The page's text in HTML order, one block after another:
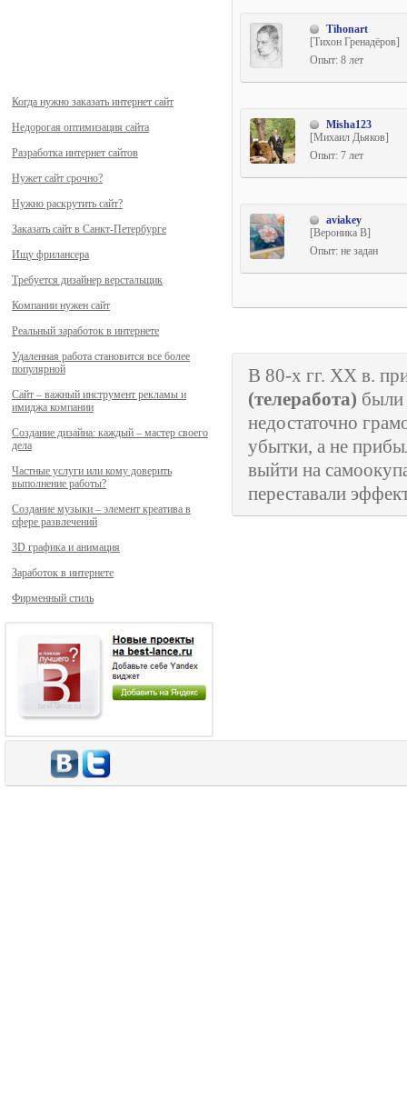
Когда нужно заказать интернет сайт
Недорогая оптимизация сайта
Разработка интернет сайтов
Нужет сайт срочно?
Нужно раскрутить сайт?
Заказать сайт в Санкт-Петербурге
Ищу фрилансера
Требуется дизайнер верстальщик
Компании нужен сайт
Реальный заработок в интернете
Удаленная работа становится все более
популярной
Сайт – важный инструмент рекламы и
имиджа компании
Создание дизайна: каждый – мастер своего
дела
Частные услуги или кому доверить
выполнение работы?
Создание музыки – элемент креатива в
сфере развлечений
3D графика и анимация
Заработок в интернете
Фирменный стиль
Tihonart
[Тихон Гренадёров]
Опыт: 8 лет
Misha123
[Михаил Дьяков]
Опыт: 7 лет
aviakey
[Вероника В]
Опыт: не задан
В 80-х гг. XX в.
(телеработа) были
недостаточно
убытки, а не
выйти на
переставали